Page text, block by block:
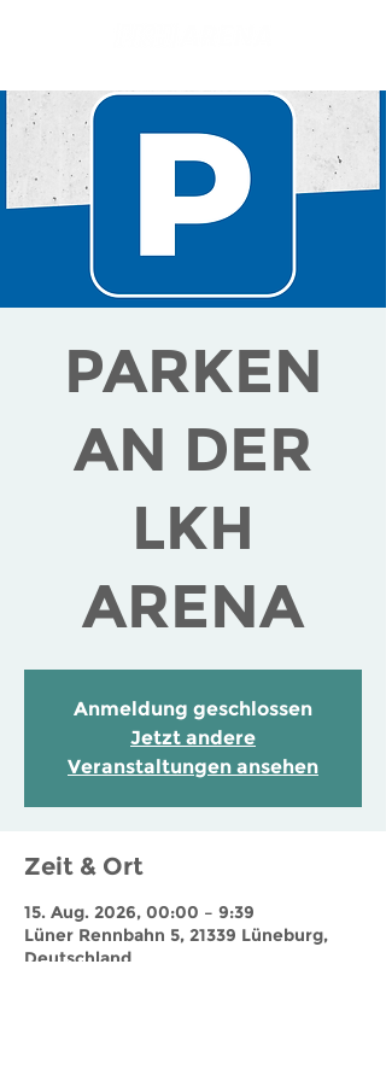
PARKEN
AN DER
LKH
ARENA
Anmeldung geschlossen
Jetzt andere
Veranstaltungen ansehen
Zeit & Ort
15. Aug. 2026, 00:00 – 9:39
Lüner Rennbahn 5, 21339 Lüneburg,
Deutschland